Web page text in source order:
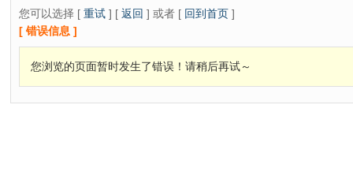
您可以选择 [ 重试 ] [ 返回 ] 或者 [ 回到首页 ]
[ 错误信息 ]
您浏览的页面暂时发生了错误！请稍后再试～